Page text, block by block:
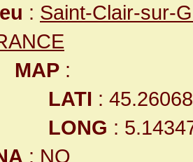
: Saint-Clair-sur-
MAP :
LATI :
LONG :
: NO